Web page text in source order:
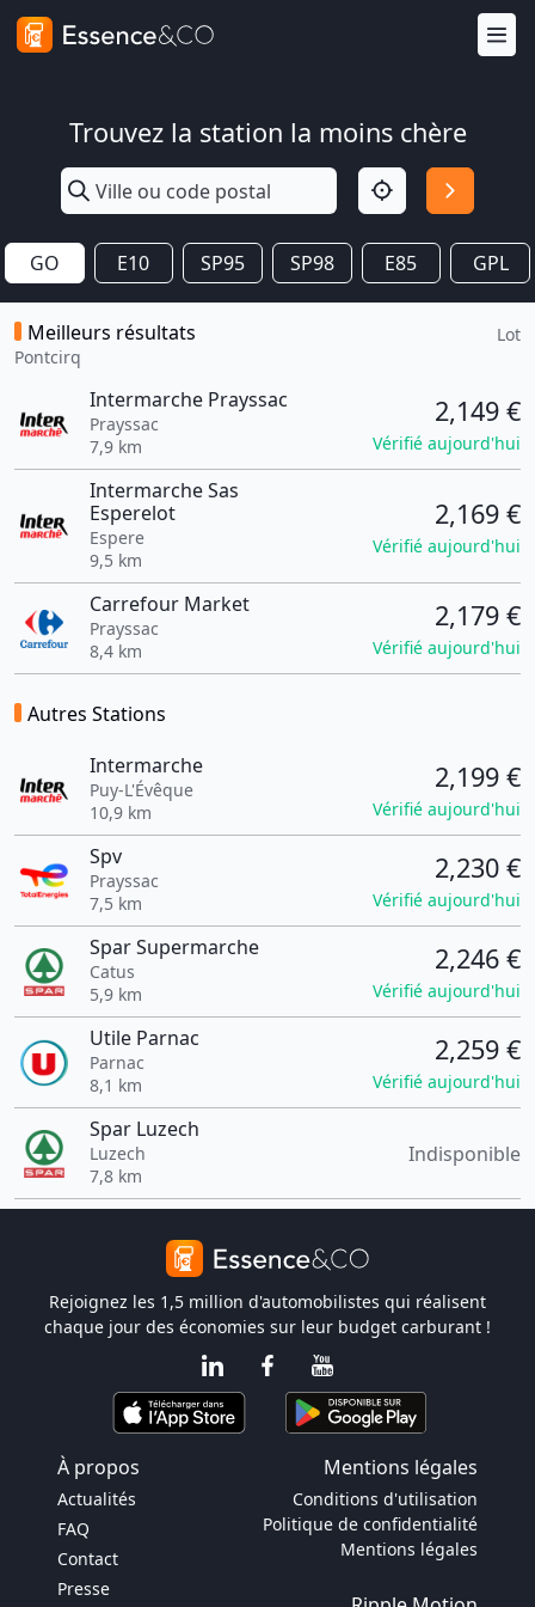
Trouvez la station la moins chère
GO E10 SP95 SP98 E85 GPL
Meilleurs résultats
Pontcirq
Lot
Intermarche Prayssac
Prayssac
7,9 km
2,149 €
Vérifié aujourd'hui
Intermarche Sas
Esperelot
Espere
9,5 km
2,169 €
Vérifié aujourd'hui
Carrefour Market
Prayssac
8,4 km
2,179 €
Vérifié aujourd'hui
Autres Stations
Intermarche
Puy-L'Évêque
10,9 km
2,199 €
Vérifié aujourd'hui
Spv
Prayssac
7,5 km
2,230 €
Vérifié aujourd'hui
Spar Supermarche
Catus
5,9 km
2,246 €
Vérifié aujourd'hui
Utile Parnac
Parnac
8,1 km
2,259 €
Vérifié aujourd'hui
Spar Luzech
Luzech
7,8 km
Indisponible
Rejoignez les 1,5 million d'automobilistes qui réalisent
chaque jour des économies sur leur budget carburant !
À propos Mentions légales
Actualités
FAQ
Contact
Presse
Conditions d'utilisation
Politique de confidentialité
Mentions légales